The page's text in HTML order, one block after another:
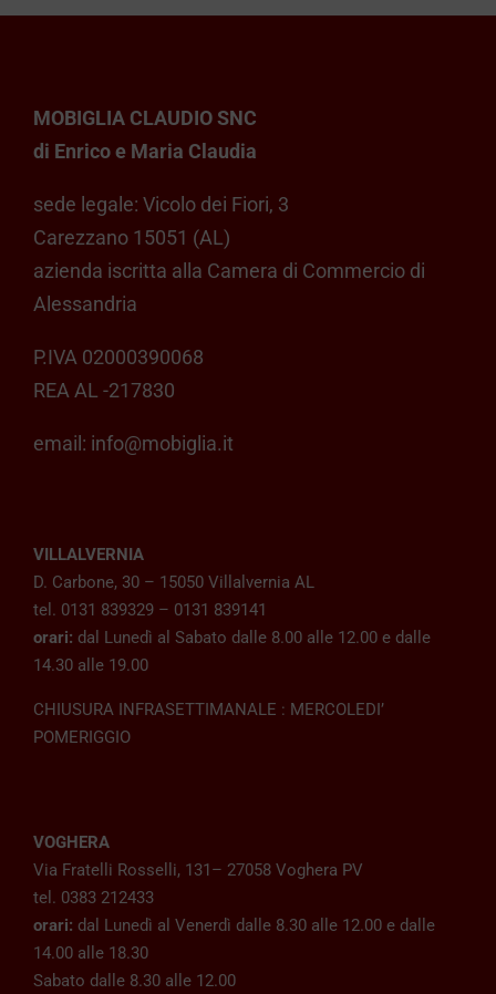
MOBIGLIA CLAUDIO SNC
di Enrico e Maria Claudia
sede legale: Vicolo dei Fiori, 3
Carezzano 15051 (AL)
azienda iscritta alla Camera di Commercio di
Alessandria
P.IVA 02000390068
REA AL -217830
email: info@mobiglia.it
VILLALVERNIA
D. Carbone, 30 – 15050 Villalvernia AL
tel. 0131 839329 – 0131 839141
orari: dal Lunedì al Sabato dalle 8.00 alle 12.00 e dalle
14.30 alle 19.00
CHIUSURA INFRASETTIMANALE : MERCOLEDI’
POMERIGGIO
VOGHERA
Via Fratelli Rosselli, 131– 27058 Voghera PV
tel. 0383 212433
orari: dal Lunedì al Venerdì dalle 8.30 alle 12.00 e dalle
14.00 alle 18.30
Sabato dalle 8.30 alle 12.00